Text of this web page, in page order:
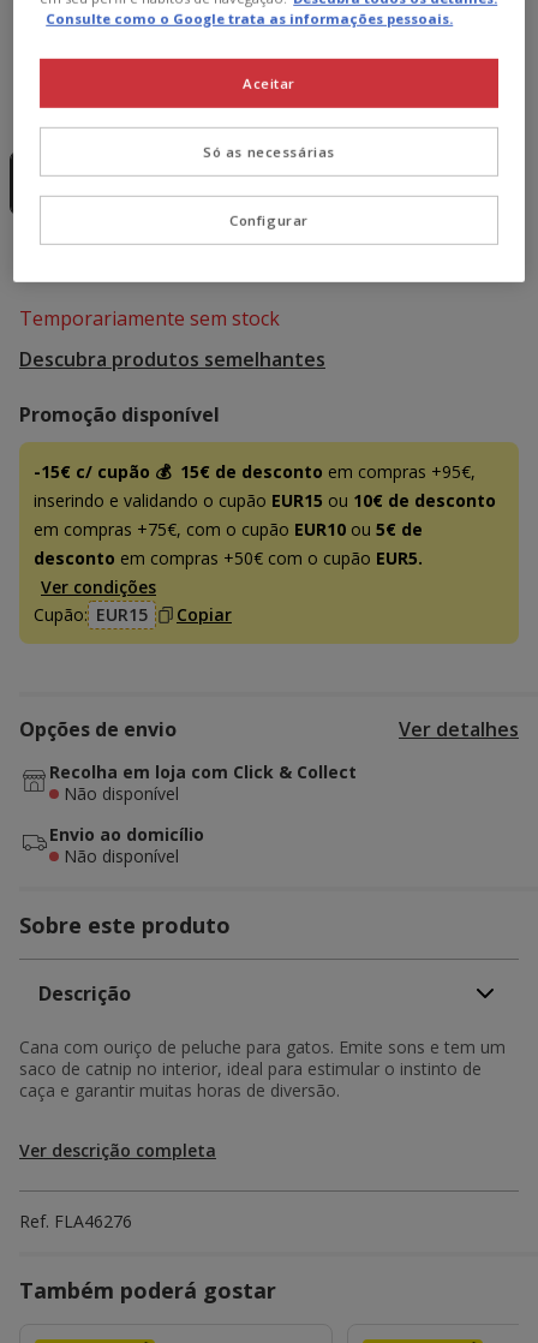
Formato:1 ud.
1 ud.
3.99€
Promoção disponível
-15€ c/ cupão 💰 15€ de desconto em compras +95€,
inserindo e validando o cupão EUR15 ou 10€ de desconto
em compras +75€, com o cupão EUR10 ou 5€ de
desconto em compras +50€ com o cupão EUR5.
Ver condições
Cupão: EUR15 Copiar
Temporariamente sem stock
Descubra produtos semelhantes
Opções de envio Ver detalhes
Recolha em loja com Click & Collect
Não disponível
Envio ao domicílio
Não disponível
Sobre este produto
Descrição
Cana com ouriço de peluche para gatos. Emite sons e tem um
saco de catnip no interior, ideal para estimular o instinto de
caça e garantir muitas horas de diversão.
Ver descrição completa
Ref. FLA46276
Também poderá gostar
Consulte como o Google trata as informações pessoais.
Só as necessárias
Aceitar
Configurar